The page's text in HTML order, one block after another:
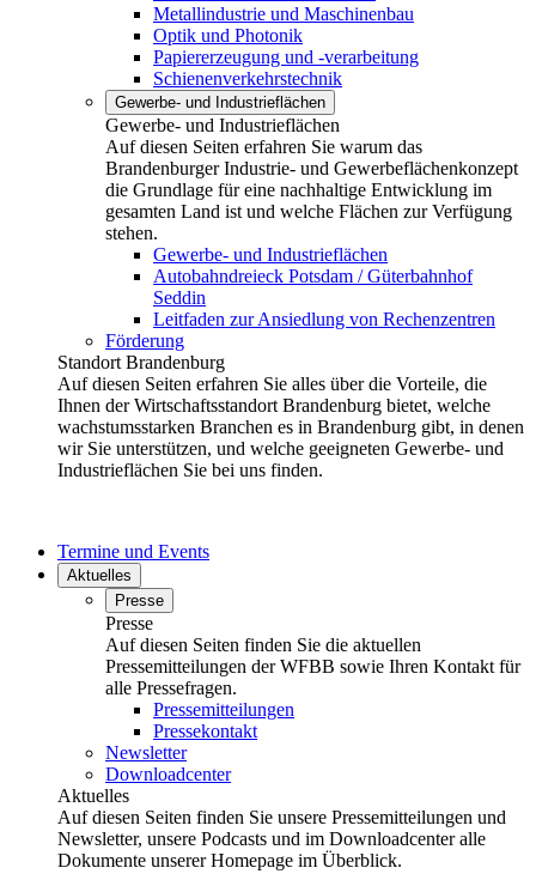
Metallindustrie und Maschinenbau
Optik und Photonik
Papiererzeugung und -verarbeitung
Schienenverkehrstechnik
Gewerbe- und Industrieflächen
Gewerbe- und Industrieflächen
Auf diesen Seiten erfahren Sie warum das
Brandenburger Industrie- und Gewerbeflächenkonzept
die Grundlage für eine nachhaltige Entwicklung im
gesamten Land ist und welche Flächen zur Verfügung
stehen.
Gewerbe- und Industrieflächen
Autobahndreieck Potsdam / Güterbahnhof
Seddin
Leitfaden zur Ansiedlung von Rechenzentren
Förderung
Standort Brandenburg
Auf diesen Seiten erfahren Sie alles über die Vorteile, die
Ihnen der Wirtschaftsstandort Brandenburg bietet, welche
wachstumsstarken Branchen es in Brandenburg gibt, in denen
wir Sie unterstützen, und welche geeigneten Gewerbe- und
Industrieflächen Sie bei uns finden.
Termine und Events
Aktuelles
Presse
Presse
Auf diesen Seiten finden Sie die aktuellen
Pressemitteilungen der WFBB sowie Ihren Kontakt für
alle Pressefragen.
Pressemitteilungen
Pressekontakt
Newsletter
Downloadcenter
Aktuelles
Auf diesen Seiten finden Sie unsere Pressemitteilungen und
Newsletter, unsere Podcasts und im Downloadcenter alle
Dokumente unserer Homepage im Überblick.